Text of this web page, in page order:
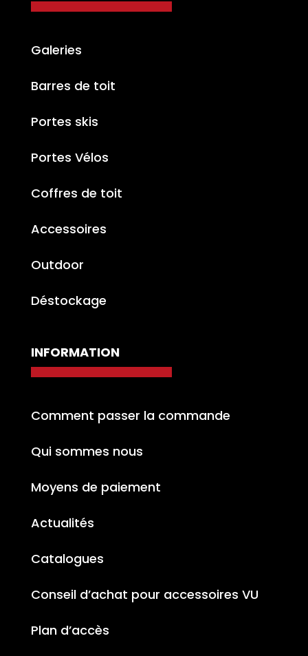
Galeries
Barres de toit
Portes skis
Portes Vélos
Coffres de toit
Accessoires
Outdoor
Déstockage
INFORMATION
Comment passer la commande
Qui sommes nous
Moyens de paiement
Actualités
Catalogues
Conseil d’achat pour accessoires VU
Plan d’accès